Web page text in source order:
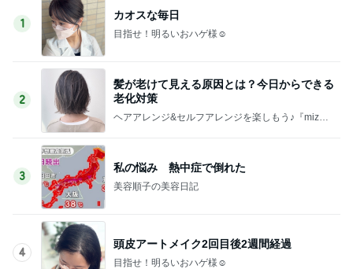
1
カオスな毎日
目指せ！明るいおハゲ様☺︎
2
髪が老けて見える原因とは？今日からできる
老化対策
ヘアアレンジ&セルフアレンジを楽しもう♪『mizun
3
私の悩み 熱中症で倒れた
美容順子の美容日記
4
頭皮アートメイク2回目後2週間経過
目指せ！明るいおハゲ様☺︎